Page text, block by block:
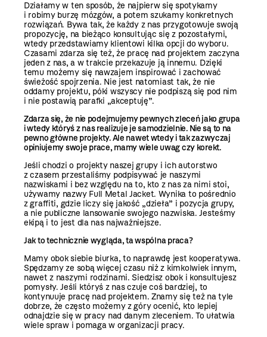
Działamy w ten sposób, że najpierw się spotykamy
i robimy burzę mózgów, a potem szukamy konkretnych
rozwiązań. Bywa tak, że każdy z nas przygotowuje swoją
propozycję, na bieżąco konsultując się z pozostałymi,
wtedy przedstawiamy klientowi kilka opcji do wyboru.
Czasami zdarza się też, że pracę nad projektem zaczyna
jeden z nas, a w trakcie przekazuje ją innemu. Dzięki
temu możemy się nawzajem inspirować i zachować
świeżość spojrzenia. Nie jest natomiast tak, że nie
oddamy projektu, póki wszyscy nie podpiszą się pod nim
i nie postawią parafki „akceptuję”.
Zdarza się, że nie podejmujemy pewnych zleceń jako grupa
i wtedy któryś z nas realizuje je samodzielnie. Nie są to na
pewno główne projekty. Ale nawet wtedy i tak zazwyczaj
opiniujemy swoje prace, mamy wiele uwag czy korekt.
Jeśli chodzi o projekty naszej grupy i ich autorstwo
z czasem przestaliśmy podpisywać je naszymi
nazwiskami i bez względu na to, kto z nas za nimi stoi,
używamy nazwy Full Metal Jacket. Wynika to pośrednio
z graffiti, gdzie liczy się jakość „dzieła” i pozycja grupy,
a nie publiczne lansowanie swojego nazwiska. Jesteśmy
ekipą i to jest dla nas najważniejsze.
Jak to technicznie wygląda, ta wspólna praca?
Mamy obok siebie biurka, to naprawdę jest kooperatywa.
Spędzamy ze sobą więcej czasu niż z kimkolwiek innym,
nawet z naszymi rodzinami. Siedzisz obok i konsultujesz
pomysły. Jeśli któryś z nas czuje coś bardziej, to
kontynuuje pracę nad projektem. Znamy się też na tyle
dobrze, że często możemy z góry ocenić, kto lepiej
odnajdzie się w pracy nad danym zleceniem. To ułatwia
wiele spraw i pomaga w organizacji pracy.